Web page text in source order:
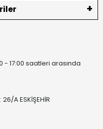
- 17:00 saatleri arasında
A ESKİŞEHİR